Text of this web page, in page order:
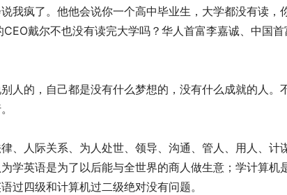
我疯了。他他会说你一个高中毕业生，大学都没有读，
戴尔不也没有读完大学吗？华人首富李嘉诚、中国首
人的，自己都是没有什么梦想的，没有什么成就的人。
、人际关系、为人处世、领导、沟通、管人、用人、计
学英语是为了以后能与全世界的商人做生意；学计算机
过四级和计算机过二级绝对没有问题。